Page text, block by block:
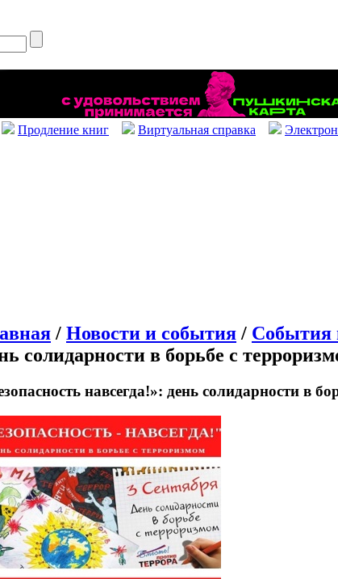
Продление книг Виртуальная справка
/ Новости и события / События
солидарности в борьбе с
навсегда!»: день солидарности в